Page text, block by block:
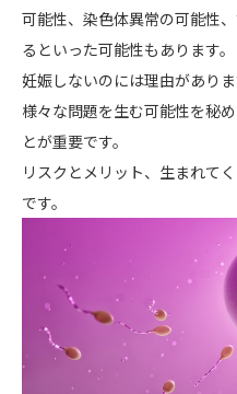
可能性、染色体異常の可能性
るといった可能性もあります。
妊娠しないのには理由があり
様々な問題を生む可能性を秘
とが重要です。
リスクとメリット、生まれて
です。